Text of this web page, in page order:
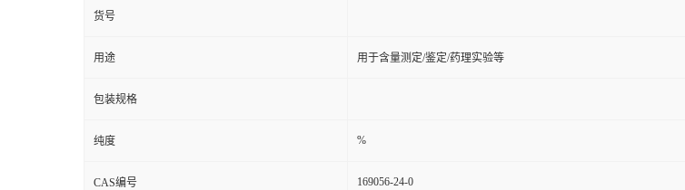
货号
用途 用于含量测定/鉴定/药理实验等
包装规格
纯度 %
CAS编号 169056-24-0